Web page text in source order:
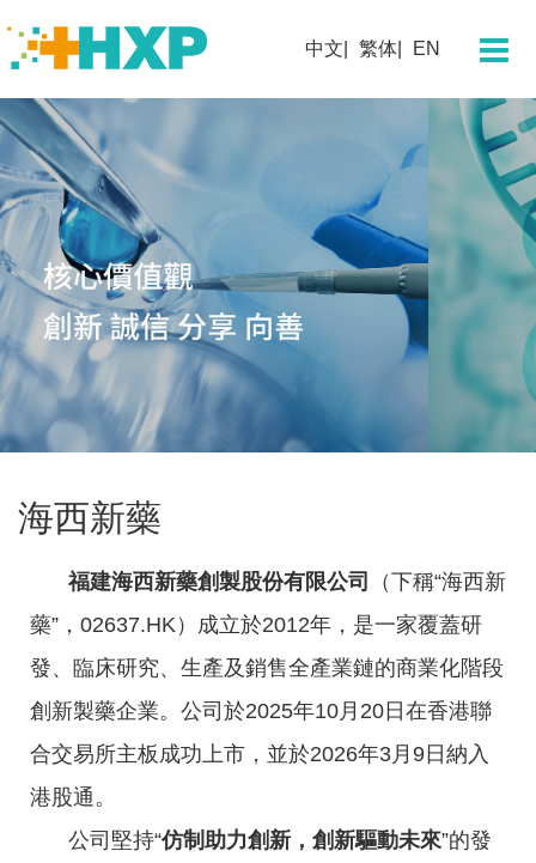
中文 繁体 EN
關於我們
企業簡介
董事長寄語
團隊概況
發展歷程
企業文化
企業榮譽
科學技術
研發概況
創新藥
消化系統
心血管系統
內分泌系統
神經系統
抗炎藥物
海西新藥
福建海西新藥創製股份有限公司
（下稱“海西新
藥”，02637.HK）成立於2012年，是一家覆蓋研
發、臨床研究、生產及銷售全產業鏈的商業化階段
創新製藥企業。公司於2025年10月20日在香港聯
合交易所主板成功上市，並於2026年3月9日納入
港股通。
公司堅持“仿制助力創新，創新驅動未來”的發